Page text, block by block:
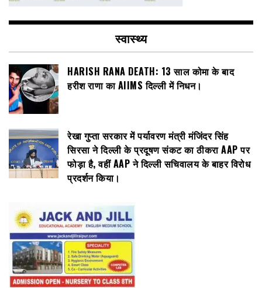
स्वास्थ्य
HARISH RANA DEATH: 13 साल कोमा के बाद
हरीश राणा का AIIMS दिल्ली में निधन।
रेखा गुप्ता सरकार में पर्यावरण मंत्री मंजिंदर सिंह
सिरसा ने दिल्ली के प्रदूषण संकट का ठीकरा AAP पर
फोड़ा है, वहीं AAP ने दिल्ली सचिवालय के बाहर विरोध
प्रदर्शन किया।